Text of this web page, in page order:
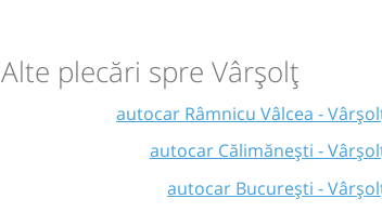
Alte plecări spre Vârșolț
autocar Râmnicu Vâlcea -
autocar Călimănești -
autocar București -